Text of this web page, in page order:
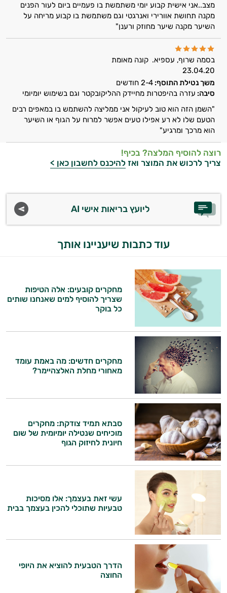
טיפוח
מבפנים
סרומים
שמני
בסיס
שמנים
אתרים
קוסמטיקה
מותגים
היגיינת
נשית
טיפוח
הציפורניים
והשיער
אביזרי
טיפוח
הגנה
מהשמש
מצב..אני אישית קבוע יומי משתמשת בו פעמיים ביום לעור הפנים
מקנה תחושת אוורירי ואנרגטי וגם משתמשת בו קבוע מריחה על
השיער מקנה שיער מחוזק ורענן"
בסמה שרוף, עספיא. קונה מאומת
23.04.20
משך נטילת התוסף: 2-4 חודשים
סיבה: עזרה בהיפטרות מחיידק ההליקובקטר וגם בשימוש יומיומי
"השמן הזה הוא טוב לעיקול אני ממליצה להשתמש בו במאפים רבים
הטעם שלו לא רע אפילו טעים אפשר למרוח על הגוף או השיער
הוא מרכך ומרגיע"
רוצה להוסיף המלצה? בכיף!
צריך לרכוש את המוצר ואז להיכנס לחשבון כאן >
ליועץ בריאות אישי AI
עוד כתבות שיעניינו אותך
מחקרים קובעים: אלה הטיפות
שצריך להוסיף למים שאנחנו שותים
כל בוקר
מחקרים חדשים: מה באמת עומד
מאחורי מחלת האלצהיימר?
סבתא תמיד צודקת: מחקרים
מוכיחים שנטילה יומיומית של שום
חיונית לחיזוק הגוף
עשי זאת בעצמך: אלו מסיכות
טבעיות שתוכלי להכין בעצמך בבית
הדרך הטבעית להוציא את היופי
החוצה
היי,
אני יועץ הבריאות האישי AI של טבע בריא.